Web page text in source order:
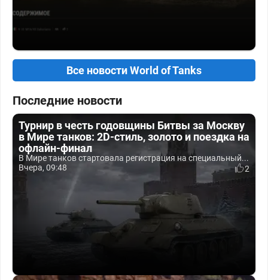
Все новости World of Tanks
Последние новости
Турнир в честь годовщины Битвы за Москву
в Мире танков: 2D-стиль, золото и поездка на
офлайн-финал
В Мире танков стартовала регистрация на специальный...
Вчера, 09:48
2